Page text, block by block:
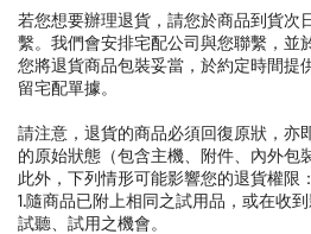
若您想要辦理退貨，請您於商品到貨次
繫。我們會安排宅配公司與您聯繫，並
您將退貨商品包裝妥當，於約定時間提
留宅配單據。
請注意，退貨的商品必須回復原狀，亦
的原始狀態（包含主機、附件、內外包
此外，下列情形可能影響您的退貨權限：
1.隨商品已附上相同之試用品，或在收
試聽、試用之機會。